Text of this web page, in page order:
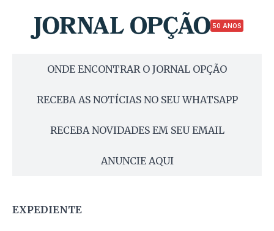
50 ANOS
ONDE ENCONTRAR O JORNAL OPÇÃO
RECEBA AS NOTÍCIAS NO SEU WHATSAPP
RECEBA NOVIDADES EM SEU EMAIL
ANUNCIE AQUI
EXPEDIENTE